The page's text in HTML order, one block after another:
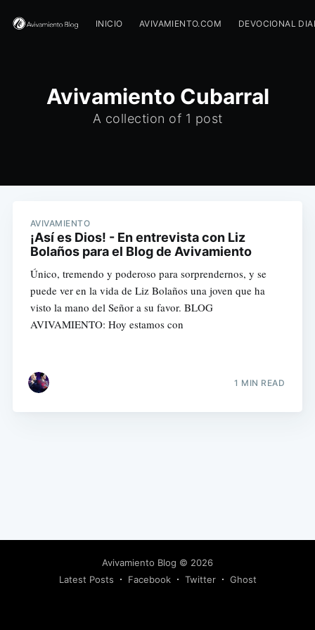
INICIO AVIVAMIENTO.COM DEVOCIONAL
Avivamiento Cubarral
A collection of 1 post
AVIVAMIENTO
¡Así es Dios! - En entrevista con Liz
Bolaños para el Blog de Avivamiento
Único, tremendo y poderoso para sorprendernos, y se
puede ver en la vida de Liz Bolaños una joven que ha
visto la mano del Señor a su favor. BLOG
AVIVAMIENTO: Hoy estamos con
1 MIN READ
Avivamiento Blog © 2026
Latest Posts
Facebook Twitter Ghost